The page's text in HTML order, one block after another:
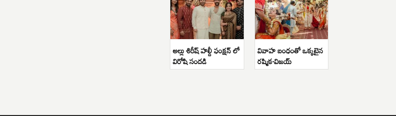
అల్లు శిరీష్ హల్దీ ఫంక్షన్ లో
విరోషి సందడి
వివాహ బంధంతో ఒక్కటైన
రష్మిక-విజయ్